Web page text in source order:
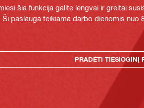
šia funkcija galite lengvai ir greitai
paslauga teikiama darbo dienomis nuo
PRADĖTI TIESIOGINĮ